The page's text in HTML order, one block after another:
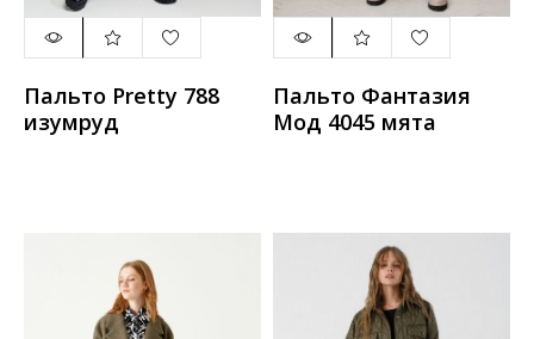
Пальто Pretty 788
изумруд
Пальто Фантазия
Мод 4045 мята